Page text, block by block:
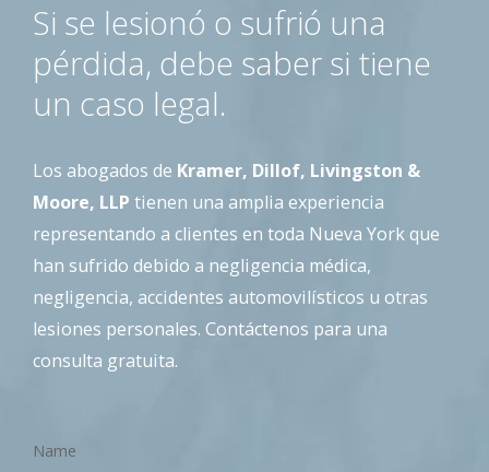
Si se lesionó o sufrió una
pérdida, debe saber si tiene
un caso legal.
Los abogados de Kramer, Dillof, Livingston &
Moore, LLP tienen una amplia experiencia
representando a clientes en toda Nueva York que
han sufrido debido a negligencia médica,
negligencia, accidentes automovilísticos u otras
lesiones personales. Contáctenos para una
consulta gratuita.
Name